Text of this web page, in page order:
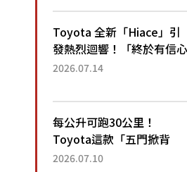
公里，兼具優異節能表現與
舒適「三...
Toyota 全新「Hiace」引
發熱烈迴響！「終於有信心
下訂了！」「哪個等級交車
後竟然還要等「超過半年」
才能交車？...
2026.07.14
每公升可跑30公里！
Toyota這款「五門掀背
車」真的很厲害！ 擁有全
2026.07.10